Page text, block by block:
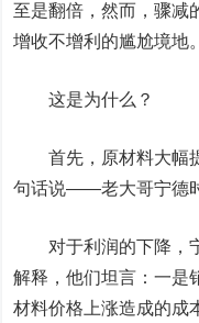
至是翻倍，然而，骤减
增收不增利的尴尬境地。
这是为什么？
首先，原材料大幅提
句话说——老大哥宁德
对于利润的下降，宁
解释，他们坦言：一是
材料价格上涨造成的成